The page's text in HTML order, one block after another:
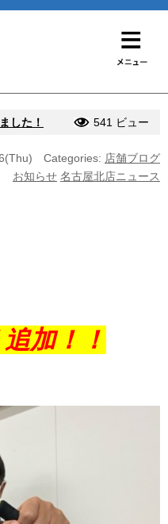
した！ 541 ビュー
Categories: 店舗ブログ
お知らせ 名古屋北店ニュース
加！！